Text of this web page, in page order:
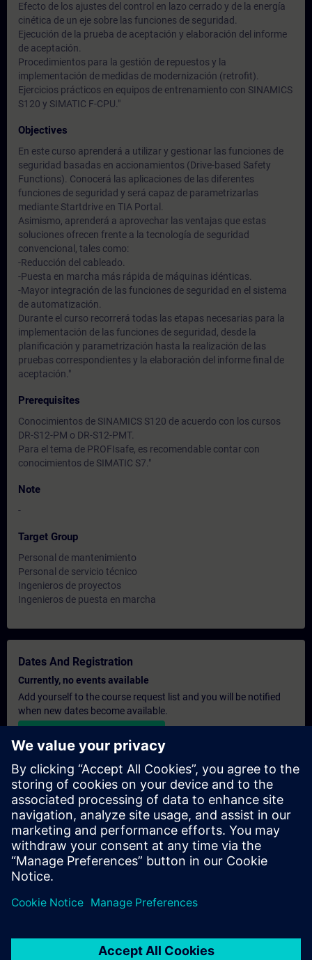
Efecto de los ajustes del control en lazo cerrado y de la energía
cinética de un eje sobre las funciones de seguridad.
Ejecución de la prueba de aceptación y elaboración del informe
de aceptación.
Procedimientos para la gestión de repuestos y la
implementación de medidas de modernización (retrofit).
Ejercicios prácticos en equipos de entrenamiento con SINAMICS
S120 y SIMATIC F-CPU."
Objectives
En este curso aprenderá a utilizar y gestionar las funciones de
seguridad basadas en accionamientos (Drive-based Safety
Functions). Conocerá las aplicaciones de las diferentes
funciones de seguridad y será capaz de parametrizarlas
mediante Startdrive en TIA Portal.
Asimismo, aprenderá a aprovechar las ventajas que estas
soluciones ofrecen frente a la tecnología de seguridad
convencional, tales como:
-Reducción del cableado.
-Puesta en marcha más rápida de máquinas idénticas.
-Mayor integración de las funciones de seguridad en el sistema
de automatización.
Durante el curso recorrerá todas las etapas necesarias para la
implementación de las funciones de seguridad, desde la
planificación y parametrización hasta la realización de las
pruebas correspondientes y la elaboración del informe final de
aceptación."
Prerequisites
Conocimientos de SINAMICS S120 de acuerdo con los cursos
DR-S12-PM o DR-S12-PMT.
Para el tema de PROFIsafe, es recomendable contar con
conocimientos de SIMATIC S7."
Note
-
Target Group
Personal de mantenimiento
Personal de servicio técnico
Ingenieros de proyectos
Ingenieros de puesta en marcha
Dates And Registration
Currently, no events available
Add yourself to the course request list and you will be notified
when new dates become available.
Personalised Quotation
If you require a standard list price quotation for this training, for
example for your purchasing department, then please click the
link below. You first need to provide some personal details and
after this a quotation will be emailed to you.
Provide Quotation